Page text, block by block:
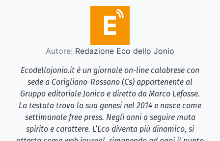
Autore: Redazione Eco dello Jonio
Ecodellojonio.it è un giornale on-line calabrese con
sede a Corigliano-Rossano (Cs) appartenente al
Gruppo editoriale Jonico e diretto da Marco Lefosse.
La testata trova la sua genesi nel 2014 e nasce come
settimanale free press. Negli anni a seguire muta
spirito e carattere. L’Eco diventa più dinamico, si